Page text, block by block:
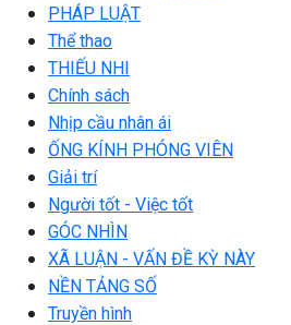
PHÁP LUẬT
Thể thao
THIẾU NHI
Chính sách
Nhịp cầu nhân ái
ỐNG KÍNH PHÓNG VIÊN
Giải trí
Người tốt - Việc tốt
GÓC NHÌN
XÃ LUẬN - VẤN ĐỀ KỲ NÀY
NỀN TẢNG SỐ
Truyền hình